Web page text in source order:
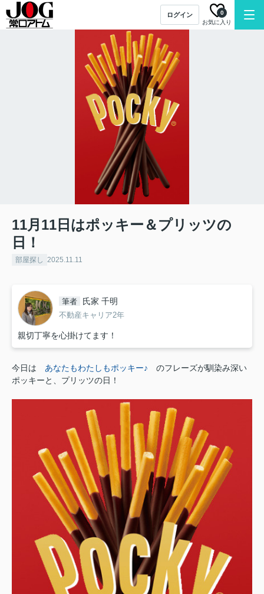
ログイン
お気に入り
0
11月11日はポッキー＆プリッツの
日！
部屋探し 2025.11.11
筆者 氏家 千明
不動産キャリア2年
親切丁寧を心掛けてます！
今日は あなたもわたしもポッキー♪
のフレーズが馴染み深い
ポッキーと、プリッツの日！